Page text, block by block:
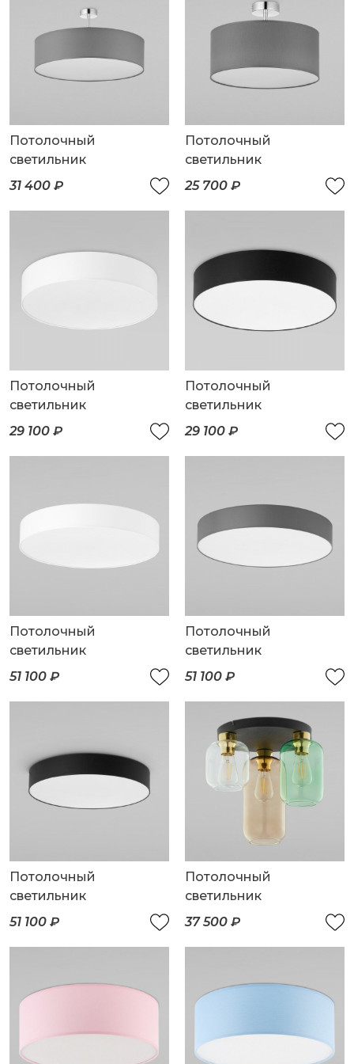
Потолочный
светильник
31 400 ₽
Потолочный
светильник
25 700 ₽
Потолочный
светильник
29 100 ₽
Потолочный
светильник
29 100 ₽
Потолочный
светильник
51 100 ₽
Потолочный
светильник
51 100 ₽
Потолочный
светильник
51 100 ₽
Потолочный
светильник
37 500 ₽